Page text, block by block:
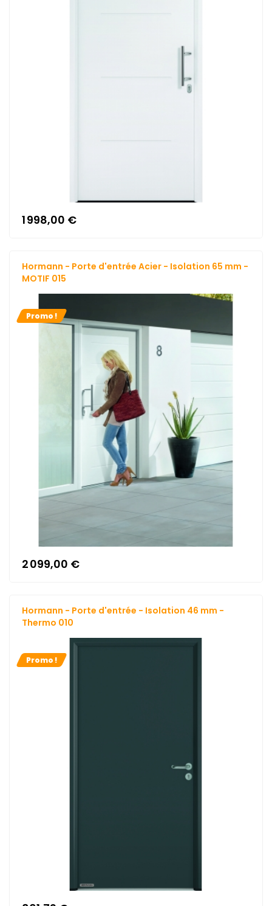
1 998,00 €
Hormann - Porte d'entrée Acier - Isolation 65 mm -
MOTIF 015
Promo !
2 099,00 €
Hormann - Porte d'entrée - Isolation 46 mm -
Thermo 010
Promo !